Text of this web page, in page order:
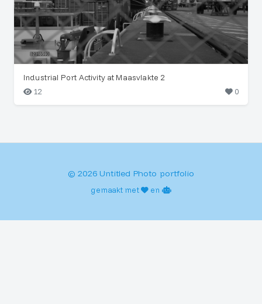
Industrial Port Activity at Maasvlakte 2
12
0
© 2026 Untitled Photo portfolio
gemaakt met en